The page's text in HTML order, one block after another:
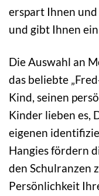
erspart Ihnen
und gibt Ihnen
Die Auswahl an
das beliebte
Kind, seinen
Kinder lieben es,
eigenen
Hangies fördern
den Schulranzen
Persönlichkeit